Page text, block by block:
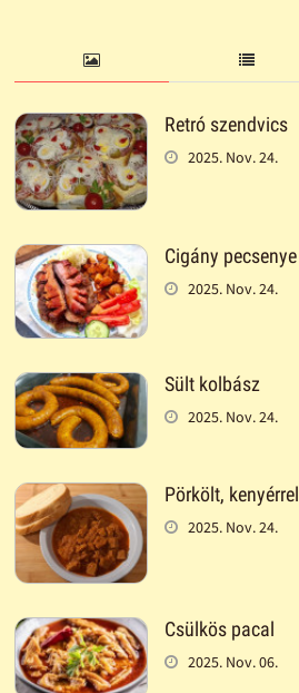
Retró szendvics
2025. Nov. 24.
Cigány pecsenye
2025. Nov. 24.
Sült kolbász
2025. Nov. 24.
Pörkölt, kenyérrel
2025. Nov. 24.
Csülkös pacal
2025. Nov. 06.